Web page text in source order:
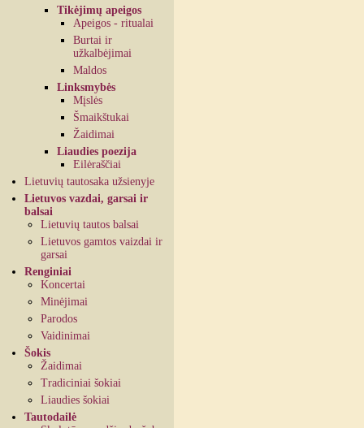
Tikėjimų apeigos
Apeigos - ritualai
Burtai ir
užkalbėjimai
Maldos
Linksmybės
Mįslės
Šmaikštukai
Žaidimai
Liaudies poezija
Eilėraščiai
Lietuvių tautosaka užsienyje
Lietuvos vazdai, garsai ir
balsai
Lietuvių tautos balsai
Lietuvos gamtos vaizdai ir
garsai
Renginiai
Koncertai
Minėjimai
Parodos
Vaidinimai
Šokis
Žaidimai
Tradiciniai šokiai
Liaudies šokiai
Tautodailė